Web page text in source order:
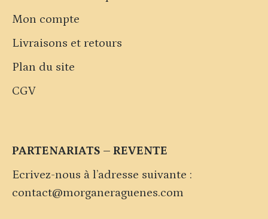
Mon compte
Livraisons et retours
Plan du site
CGV
PARTENARIATS – REVENTE
Ecrivez-nous à l’adresse suivante :
contact@morganeraguenes.com